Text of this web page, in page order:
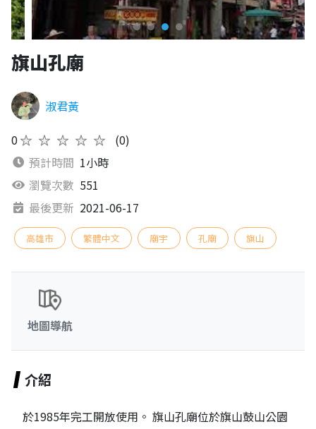
旗山孔廟
淑君黃
0★★★★★
(0)
預計時間 1小時
瀏覽次數 551
最後更新 2021-06-17
高雄市 繁體中文 廟宇 孔廟 旗山
地圖導航
介紹
於1985年完工開放使用。 旗山孔廟位於旗山鼓山公園